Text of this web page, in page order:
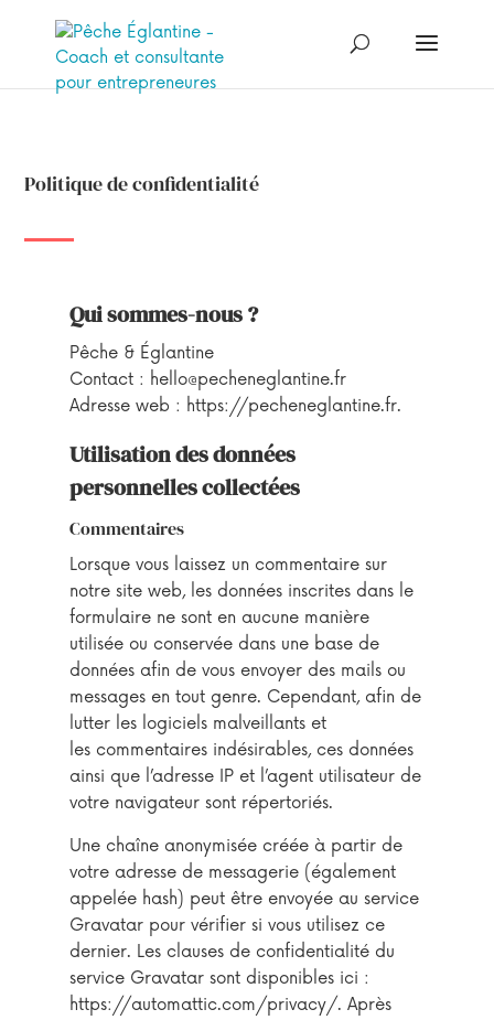
Politique de confidentialité
Qui sommes-nous ?
Pêche & Églantine
Contact : hello@pecheneglantine.fr
Adresse web : https://pecheneglantine.fr.
Utilisation des données
personnelles collectées
Commentaires
Lorsque vous laissez un commentaire sur
notre site web, les données inscrites dans le
formulaire ne sont en aucune manière
utilisée ou conservée dans une base de
données afin de vous envoyer des mails ou
messages en tout genre. Cependant, afin de
lutter les logiciels malveillants et
les commentaires indésirables, ces données
ainsi que l’adresse IP et l’agent utilisateur de
votre navigateur sont répertoriés.
Une chaîne anonymisée créée à partir de
votre adresse de messagerie (également
appelée hash) peut être envoyée au service
Gravatar pour vérifier si vous utilisez ce
dernier. Les clauses de confidentialité du
service Gravatar sont disponibles ici :
https://automattic.com/privacy/. Après